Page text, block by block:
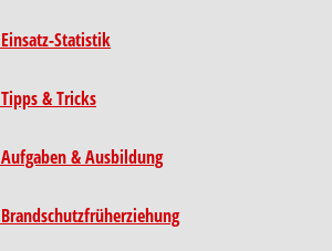
Einsatz-Statistik
Tipps & Tricks
Aufgaben & Ausbildung
Brand­schutz­früh­erziehung